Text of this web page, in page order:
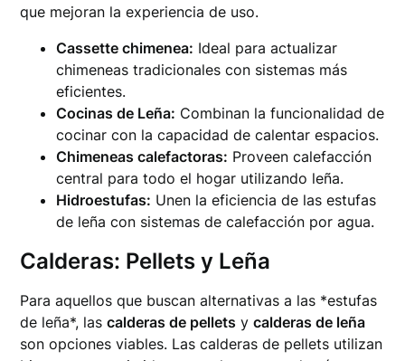
que mejoran la experiencia de uso.
Cassette chimenea: Ideal para actualizar
chimeneas tradicionales con sistemas más
eficientes.
Cocinas de Leña: Combinan la funcionalidad de
cocinar con la capacidad de calentar espacios.
Chimeneas calefactoras: Proveen calefacción
central para todo el hogar utilizando leña.
Hidroestufas: Unen la eficiencia de las estufas
de leña con sistemas de calefacción por agua.
Calderas: Pellets y Leña
Para aquellos que buscan alternativas a las *estufas
de leña*, lascalderas de pellets ycalderas de leña
son opciones viables. Las calderas de pellets utilizan